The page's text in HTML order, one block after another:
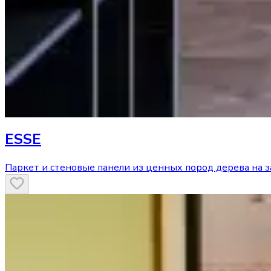
ESSE
Паркет и стеновые панели из ценных пород дерева на